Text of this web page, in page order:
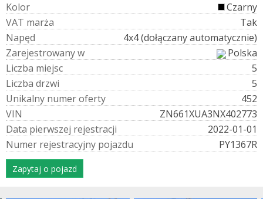
Kolor
Czarny
VAT marża
Tak
Napęd
4x4 (dołączany automatycznie)
Zarejestrowanyw
Polska
Liczba miejsc
5
Liczba drzwi
5
Unikalny numeroferty
452
VIN
ZN661XUA3NX402773
Data pierwszej rejestracji
2022-01-01
Numer rejestracyjny pojazdu PY1367R
Zapytaj o pojazd